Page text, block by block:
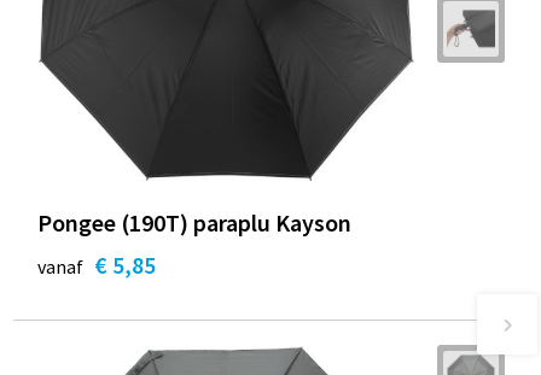
Pongee (190T) paraplu Kayson
vanaf € 5,85